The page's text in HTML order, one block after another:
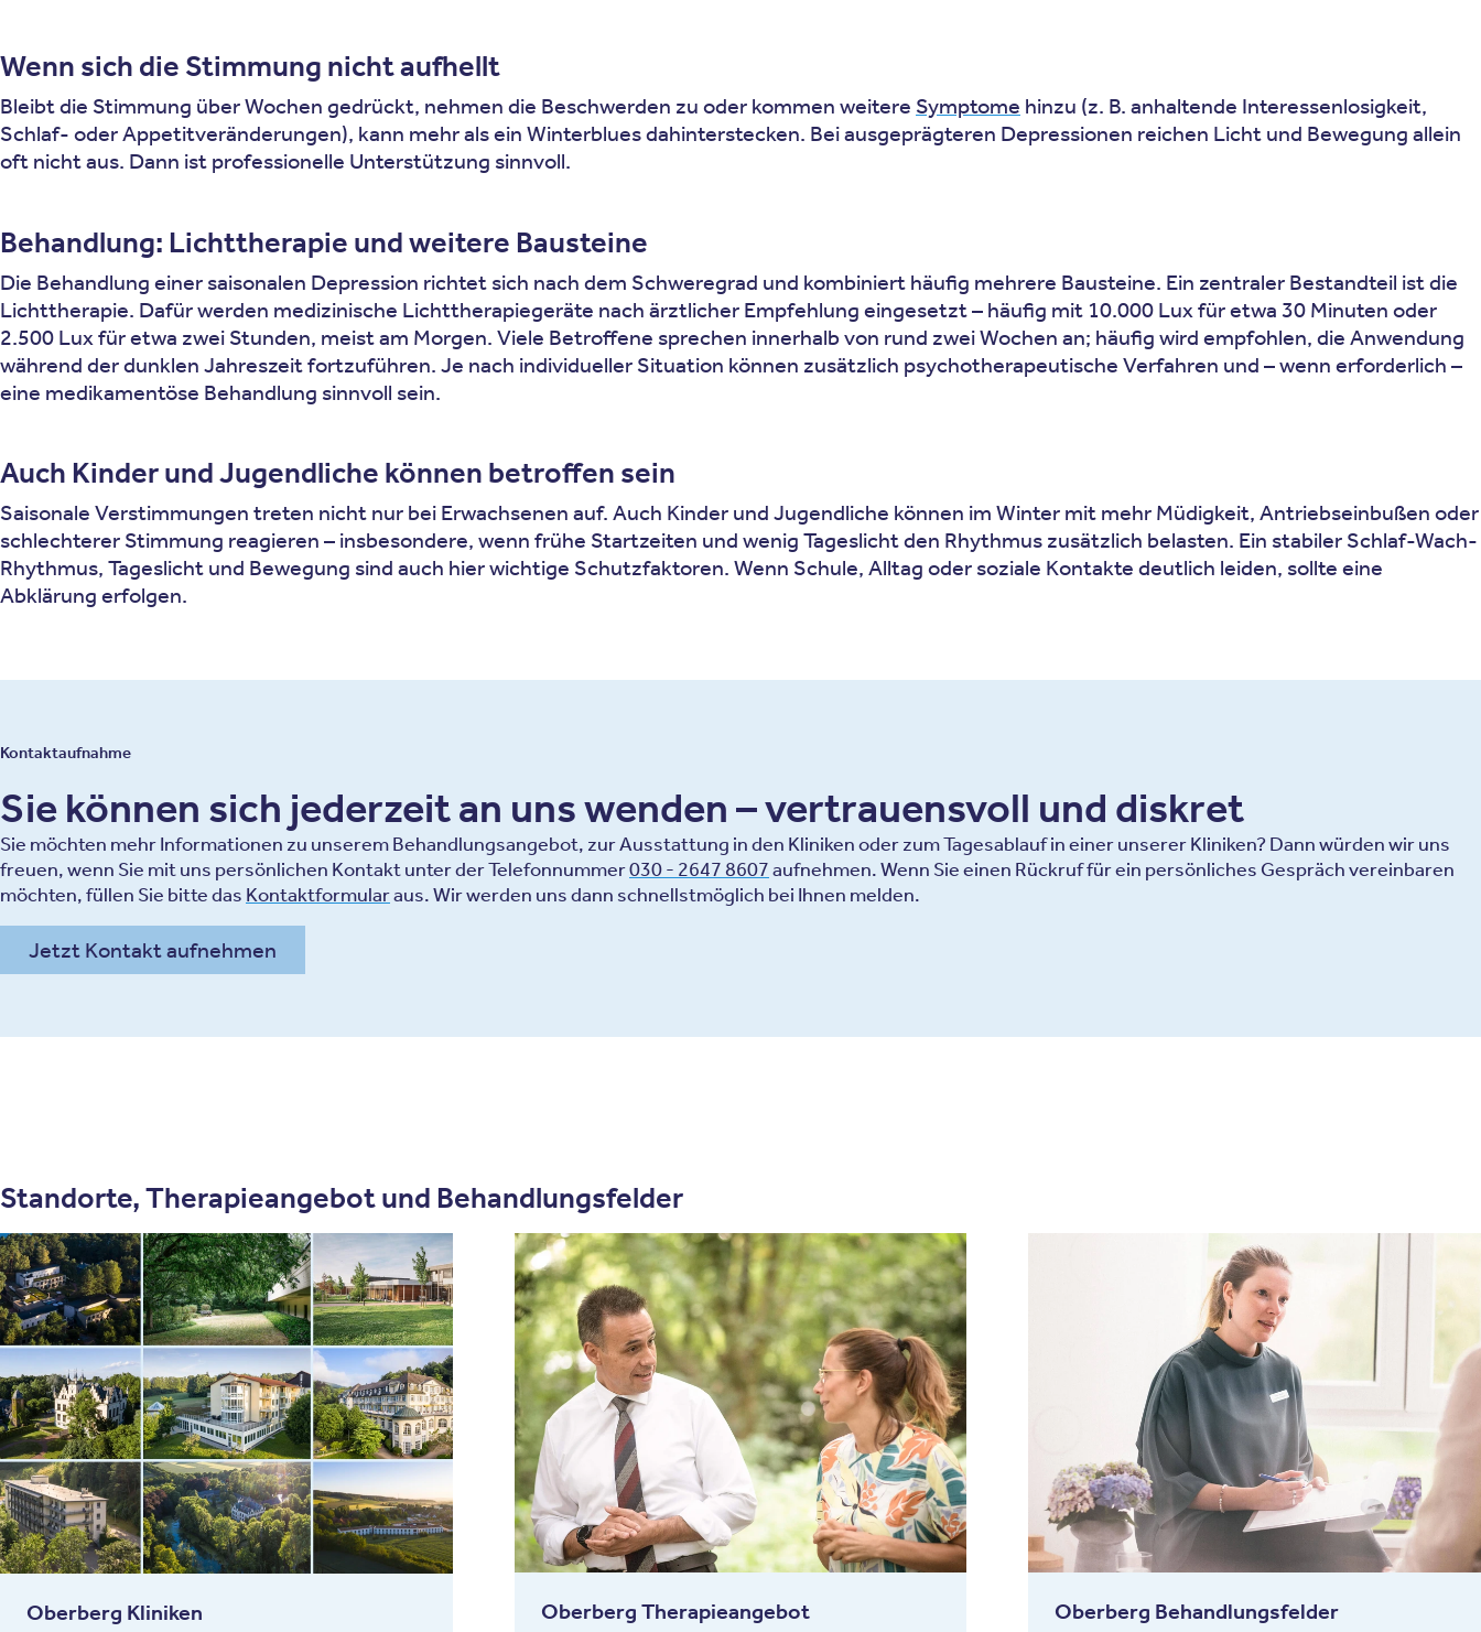
Wenn sich die Stimmung nicht aufhellt
Bleibt die Stimmung über Wochen gedrückt, nehmen die Beschwerden zu oder kommen weitere Symptome hinzu (z. B. anhaltende Interessenlosigkeit,
Schlaf- oder Appetitveränderungen), kann mehr als ein Winterblues dahinterstecken. Bei ausgeprägteren Depressionen reichen Licht und Bewegung allein
oft nicht aus. Dann ist professionelle Unterstützung sinnvoll.
Behandlung: Lichttherapie und weitere Bausteine
Die Behandlung einer saisonalen Depression richtet sich nach dem Schweregrad und kombiniert häufig mehrere Bausteine. Ein zentraler Bestandteil ist die
Lichttherapie. Dafür werden medizinische Lichttherapiegeräte nach ärztlicher Empfehlung eingesetzt – häufig mit 10.000 Lux für etwa 30 Minuten oder
2.500 Lux für etwa zwei Stunden, meist am Morgen. Viele Betroffene sprechen innerhalb von rund zwei Wochen an; häufig wird empfohlen, die Anwendung
während der dunklen Jahreszeit fortzuführen. Je nach individueller Situation können zusätzlich psychotherapeutische Verfahren und – wenn erforderlich –
eine medikamentöse Behandlung sinnvoll sein.
Auch Kinder und Jugendliche können betroffen sein
Saisonale Verstimmungen treten nicht nur bei Erwachsenen auf. Auch Kinder und Jugendliche können im Winter mit mehr Müdigkeit, Antriebseinbußen oder
schlechterer Stimmung reagieren – insbesondere, wenn frühe Startzeiten und wenig Tageslicht den Rhythmus zusätzlich belasten. Ein stabiler Schlaf-Wach-
Rhythmus, Tageslicht und Bewegung sind auch hier wichtige Schutzfaktoren. Wenn Schule, Alltag oder soziale Kontakte deutlich leiden, sollte eine
Abklärung erfolgen.
Kontaktaufnahme
Sie können sich jederzeit an uns wenden – vertrauensvoll und diskret
Sie möchten mehr Informationen zu unserem Behandlungsangebot, zur Ausstattung in den Kliniken oder zum Tagesablauf in einer unserer Kliniken? Dann würden wir uns
freuen, wenn Sie mit uns persönlichen Kontakt unter der Telefonnummer030 - 2647 8607aufnehmen. Wenn Sie einen Rückruf für ein persönliches Gespräch vereinbaren
möchten, füllen Sie bitte das Kontaktformularaus. Wir werden uns dann schnellstmöglich bei Ihnen melden.
Jetzt Kontakt aufnehmen
Standorte, Therapieangebot und Behandlungsfelder
Oberberg Kliniken Oberberg Therapieangebot Oberberg Behandlungsfelder